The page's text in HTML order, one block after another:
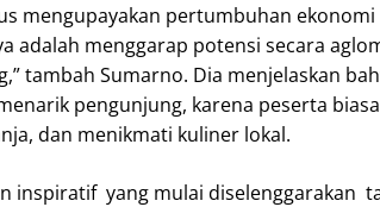
mengupayakan pertumbuhan
adalah menggarap potensi secara
tambah Sumarno. Dia menjelaskan
pengunjung, karena peserta
dan menikmati kuliner lokal.
inspiratif yang mulai diselenggarakan